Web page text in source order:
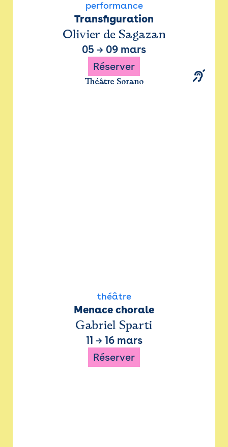
performance
Transfiguration
Olivier de Sagazan
05 → 09 mars
Réserver
Théâtre Sorano
théâtre
Menace chorale
Gabriel Sparti
11 → 16 mars
Réserver